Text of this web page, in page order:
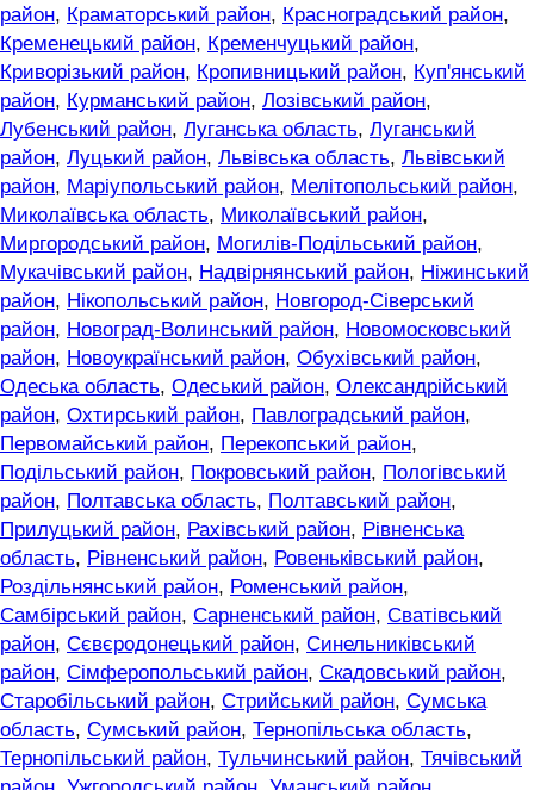
район, Краматорський район, Красноградський район,
Кременецький район, Кременчуцький район,
Криворізький район, Кропивницький район, Куп'янський
район, Курманський район, Лозівський район,
Лубенський район, Луганська область, Луганський
район, Луцький район, Львівська область, Львівський
район, Маріупольський район, Мелітопольський район,
Миколаївська область, Миколаївський район,
Миргородський район, Могилів-Подільський район,
Мукачівський район, Надвірнянський район, Ніжинський
район, Нікопольський район, Новгород-Сіверський
район, Новоград-Волинський район, Новомосковський
район, Новоукраїнський район, Обухівський район,
Одеська область, Одеський район, Олександрійський
район, Охтирський район, Павлоградський район,
Первомайський район, Перекопський район,
Подільський район, Покровський район, Пологівський
район, Полтавська область, Полтавський район,
Прилуцький район, Рахівський район, Рівненська
область, Рівненський район, Ровеньківський район,
Роздільнянський район, Роменський район,
Самбірський район, Сарненський район, Сватівський
район, Сєвєродонецький район, Синельниківський
район, Сімферопольський район, Скадовський район,
Старобільський район, Стрийський район, Сумська
область, Сумський район, Тернопільська область,
Тернопільський район, Тульчинський район, Тячівський